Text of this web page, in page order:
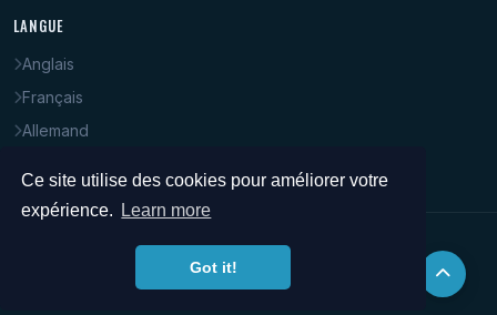
Ce site utilise des cookies pour améliorer votre
expérience.
Learn more
Got it!
LANGUE
Anglais
Français
Allemand
© 2008–2026 PetitBoulot.ch. Tous droits réservés.